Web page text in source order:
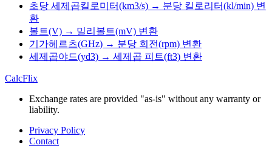
초당 세제곱킬로미터(km3/s) → 분당 킬로리터(kl/min) 변
환
볼트(V) → 밀리볼트(mV) 변환
기가헤르츠(GHz) → 분당 회전(rpm) 변환
세제곱야드(yd3) → 세제곱 피트(ft3) 변환
CalcFlix
Exchange rates are provided "as-is" without any warranty or
liability.
Privacy Policy
Contact